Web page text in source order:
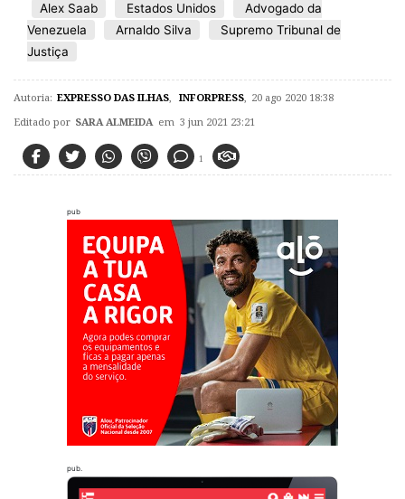
Alex Saab Estados Unidos
Advogado da
Venezuela
Arnaldo Silva
Supremo Tribunal de
Justiça
Autoria: EXPRESSO DAS ILHAS INFORPRESS 20 ago 2020 18:38
Editado por SARA ALMEIDA em 3 jun 2021 23:21
1
pub
pub.